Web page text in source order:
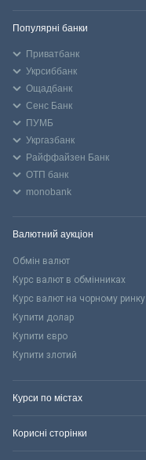
Популярні банки
Приватбанк
Укрсиббанк
Ощадбанк
Сенс Банк
ПУМБ
Укргазбанк
Райффайзен Банк
ОТП банк
monobank
Валютний аукціон
Обмін валют
Курс валют в обмінниках
Курс валют на чорному ринку
Купити долар
Купити євро
Купити злотий
Курси по містах
Корисні сторінки